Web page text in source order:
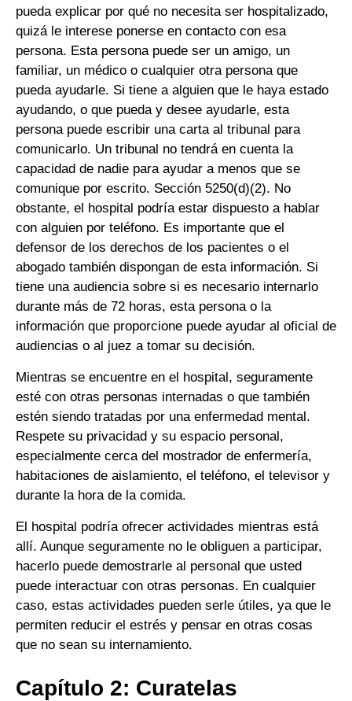
pueda explicar por qué no necesita ser hospitalizado,
quizá le interese ponerse en contacto con esa
persona. Esta persona puede ser un amigo, un
familiar, un médico o cualquier otra persona que
pueda ayudarle. Si tiene a alguien que le haya estado
ayudando, o que pueda y desee ayudarle, esta
persona puede escribir una carta al tribunal para
comunicarlo. Un tribunal no tendrá en cuenta la
capacidad de nadie para ayudar a menos que se
comunique por escrito. Sección 5250(d)(2). No
obstante, el hospital podría estar dispuesto a hablar
con alguien por teléfono. Es importante que el
defensor de los derechos de los pacientes o el
abogado también dispongan de esta información. Si
tiene una audiencia sobre si es necesario internarlo
durante más de 72 horas, esta persona o la
información que proporcione puede ayudar al oficial de
audiencias o al juez a tomar su decisión.
Mientras se encuentre en el hospital, seguramente
esté con otras personas internadas o que también
estén siendo tratadas por una enfermedad mental.
Respete su privacidad y su espacio personal,
especialmente cerca del mostrador de enfermería,
habitaciones de aislamiento, el teléfono, el televisor y
durante la hora de la comida.
El hospital podría ofrecer actividades mientras está
allí. Aunque seguramente no le obliguen a participar,
hacerlo puede demostrarle al personal que usted
puede interactuar con otras personas. En cualquier
caso, estas actividades pueden serle útiles, ya que le
permiten reducir el estrés y pensar en otras cosas
que no sean su internamiento.
Capítulo 2: Curatelas